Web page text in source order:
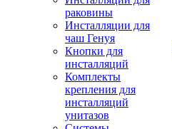
раковины
Инсталляции для
чаш Генуя
Кнопки для
инсталляций
Комплекты
крепления для
инсталляций
унитазов